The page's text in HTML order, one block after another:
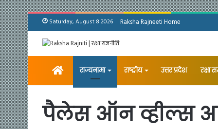
Saturday, August 8 2026 Raksha Rajneeti Home
Homeराज्यनामा राष्ट्रीय उत्तर प्रदेश रक्षा
पैलेस ऑन व्हील्स